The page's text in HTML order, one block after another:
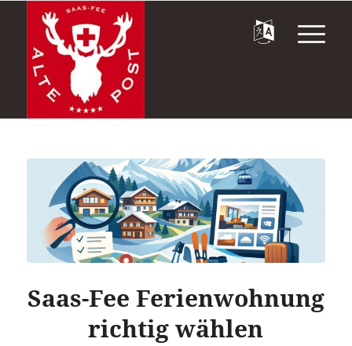
Saas-Fee Ferienwohnung
richtig wählen